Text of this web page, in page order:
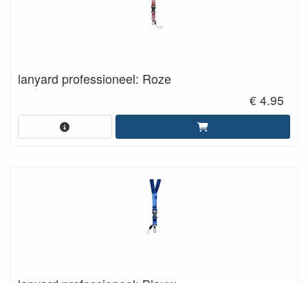
lanyard professioneel: Roze
€ 4.95